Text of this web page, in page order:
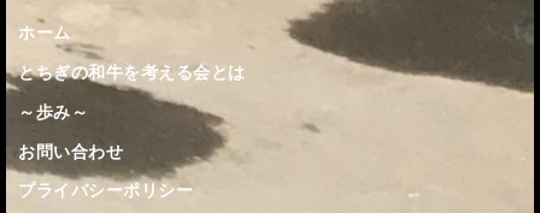
ホーム
とちぎの和牛を考える会とは
～歩み～
お問い合わせ
プライバシーポリシー